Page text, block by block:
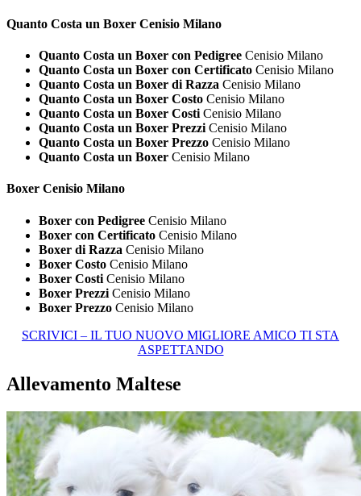
Quanto Costa un Boxer Cenisio Milano
Quanto Costa un Boxer con Pedigree Cenisio Milano
Quanto Costa un Boxer con Certificato Cenisio Milano
Quanto Costa un Boxer di Razza Cenisio Milano
Quanto Costa un Boxer Costo Cenisio Milano
Quanto Costa un Boxer Costi Cenisio Milano
Quanto Costa un Boxer Prezzi Cenisio Milano
Quanto Costa un Boxer Prezzo Cenisio Milano
Quanto Costa un Boxer Cenisio Milano
Boxer Cenisio Milano
Boxer con Pedigree Cenisio Milano
Boxer con Certificato Cenisio Milano
Boxer di Razza Cenisio Milano
Boxer Costo Cenisio Milano
Boxer Costi Cenisio Milano
Boxer Prezzi Cenisio Milano
Boxer Prezzo Cenisio Milano
SCRIVICI – IL TUO NUOVO MIGLIORE AMICO TI STA
ASPETTANDO
Allevamento Maltese